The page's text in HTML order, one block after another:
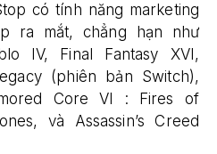
có tính năng marketing
ra mắt, chẳng hạn như
IV, Final Fantasy XVI,
(phiên bản Switch),
Core VI : Fires of
và Assassin’s Creed